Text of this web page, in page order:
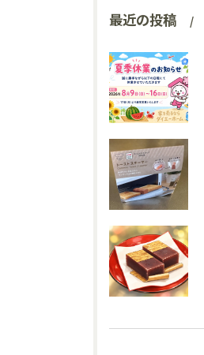
最近の投稿